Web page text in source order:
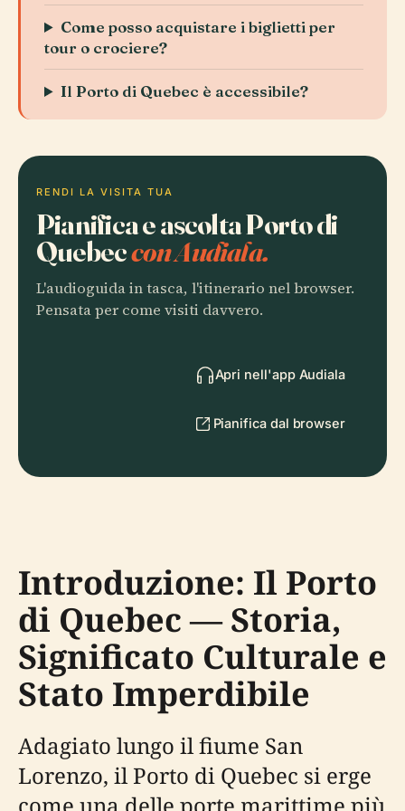
Come posso acquistare i biglietti per
tour o crociere?
Il Porto di Quebec è accessibile?
RENDI LA VISITA TUA
Pianifica e ascolta Porto di
Quebeccon Audiala.
L'audioguida in tasca, l'itinerario nel browser.
Pensata per come visiti davvero.
Apri nell'app Audiala
Pianifica dal browser
Introduzione: Il Porto
di Quebec — Storia,
Significato Culturale e
Stato Imperdibile
Adagiato lungo il fiume San
Lorenzo, il Porto di Quebec si erge